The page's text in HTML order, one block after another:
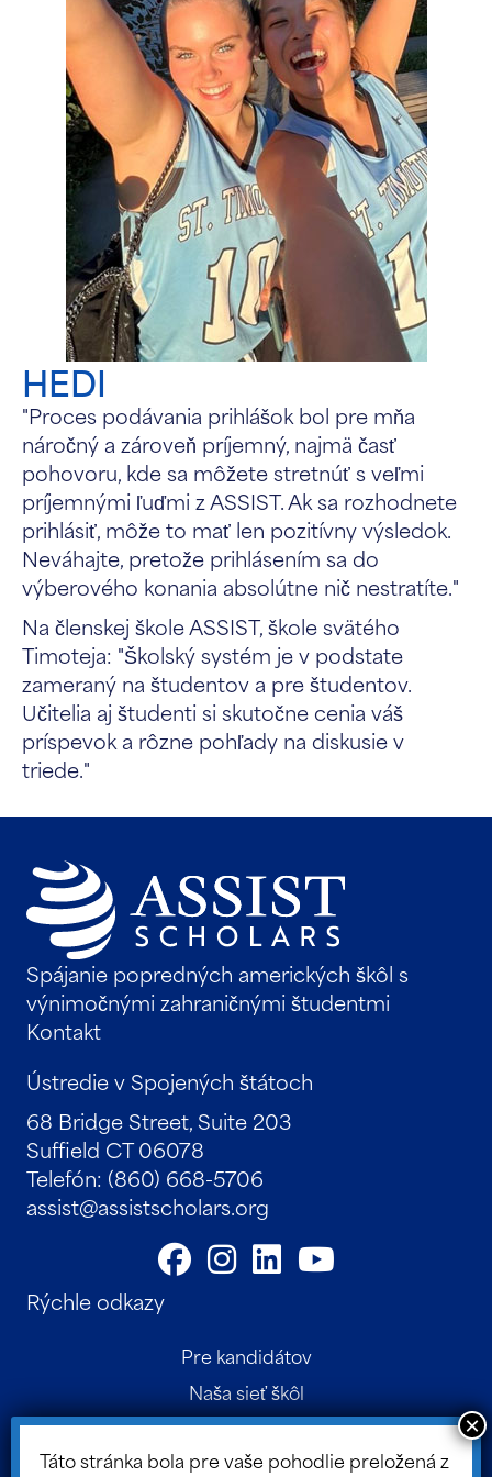
HEDI
"Proces podávania prihlášok bol pre mňa
náročný a zároveň príjemný, najmä časť
pohovoru, kde sa môžete stretnúť s veľmi
príjemnými ľuďmi z ASSIST. Ak sa rozhodnete
prihlásiť, môže to mať len pozitívny výsledok.
Neváhajte, pretože prihlásením sa do
výberového konania absolútne nič nestratíte."
Na členskej škole ASSIST, škole svätého
Timoteja: "Školský systém je v podstate
zameraný na študentov a pre študentov.
Učitelia aj študenti si skutočne cenia váš
príspevok a rôzne pohľady na diskusie v
triede."
Spájanie popredných amerických škôl s
výnimočnými zahraničnými študentmi
Kontakt
Ústredie v Spojených štátoch
68 Bridge Street, Suite 203
Suffield CT 06078
Telefón: (860) 668-5706
assist@assistscholars.org
Rýchle odkazy
Pre kandidátov
Naša sieť škôl
Kontakt
Rodičovský portál
Táto stránka bola pre vaše pohodlie preložená z